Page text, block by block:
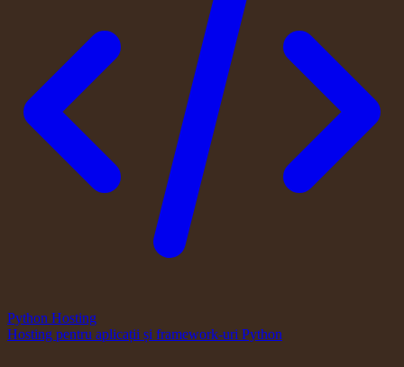
Python Hosting
Hosting pentru aplicații și framework-uri Python